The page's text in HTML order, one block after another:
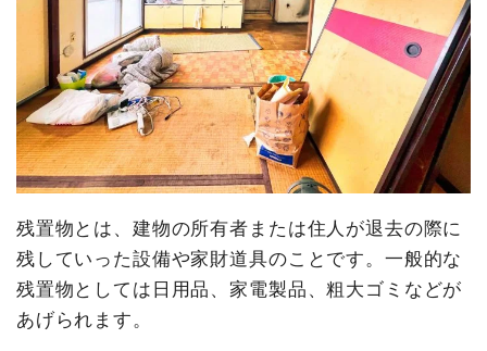
残置物とは、建物の所有者または住人が退去の際に
残していった設備や家財道具のことです。一般的な
残置物としては日用品、家電製品、粗大ゴミなどが
あげられます。